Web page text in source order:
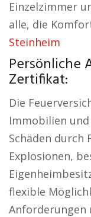
Einzelzimmer
alle, die
Steinheim
Persönliche
Zertifikat:
Die
Immobilien
Schäden durch
Explosionen,
flexible
Anforderungen